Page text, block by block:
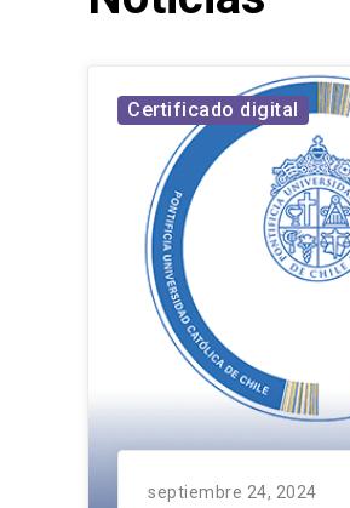
Certificado digital
septiembre 24, 2024